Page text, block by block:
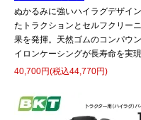
ぬかるみに強いハイラグデザイ
たトラクションとセルフクリー
果を発揮。天然ゴムのコンパウ
イロンケーシングが長寿命を実現
40,700円(税込44,770円)